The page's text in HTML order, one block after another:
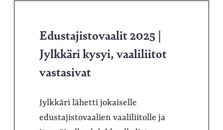
Edustajistovaalit 2025 |
Jylkkäri kysyi, vaaliliitot
vastasivat
Jylkkäri lähetti jokaiselle
edustajistovaalien vaaliliitolle ja